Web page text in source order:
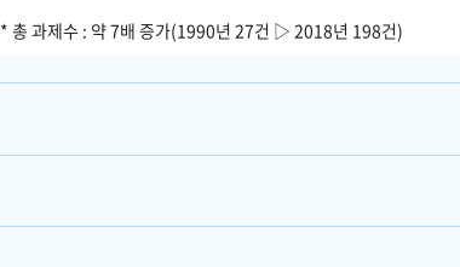
* 총 과제수 : 약 7배 증가(1990년 27건 ▷ 2018년 198건)